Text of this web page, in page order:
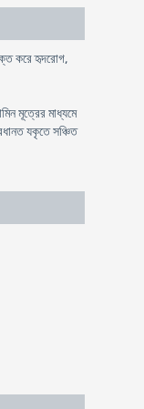
করে হৃদরোগ,
মূত্রের মাধ্যমে
যকৃতে সঞ্চিত